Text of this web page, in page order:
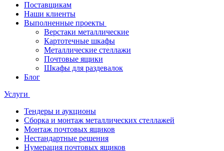
Поставщикам
Наши клиенты
Выполненные проекты
Верстаки металлические
Картотечные шкафы
Металлические стеллажи
Почтовые ящики
Шкафы для раздевалок
Блог
Услуги
Тендеры и аукционы
Сборка и монтаж металлических стеллажей
Монтаж почтовых ящиков
Нестандартные решения
Нумерация почтовых ящиков